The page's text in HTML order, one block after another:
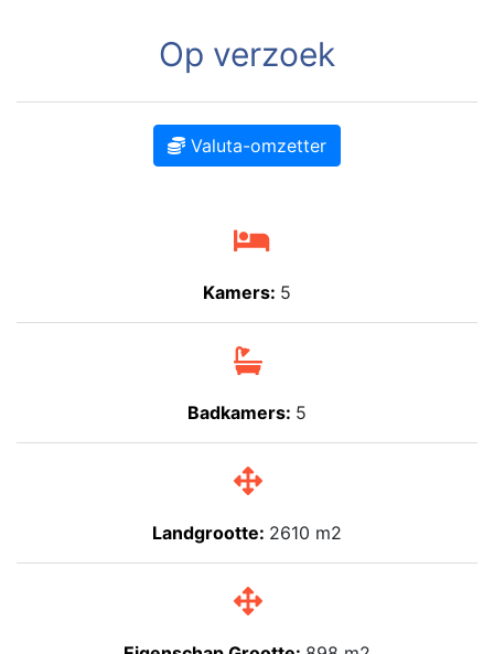
Op verzoek
Valuta-omzetter
Kamers: 5
Badkamers: 5
Landgrootte: 2610 m2